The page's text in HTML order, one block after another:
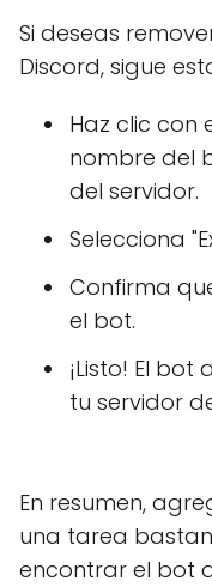
Si deseas
Discord, sigue
Haz clic con
nombre del
del servidor.
Selecciona
Confirma
el bot.
¡Listo! El
tu servidor
En resumen,
una tarea
encontrar el bot